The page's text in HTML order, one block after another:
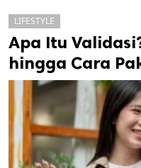
LIFESTYLE
Apa Itu
hingga Cara